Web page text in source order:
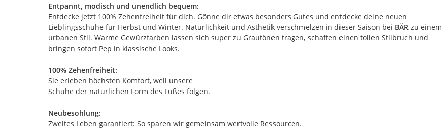
Entpannt, modisch und unendlich bequem:
Entdecke jetzt 100% Zehenfreiheit für dich. Gönne dir etwas besonders Gutes und entdecke deine neuen
Lieblingsschuhe für Herbst und Winter. Natürlichkeit und Ästhetik verschmelzen in dieser Saison bei BÄRzu einem
urbanen Stil. Warme Gewürzfarben lassen sich super zu Grautönen tragen, schaffen einen tollen Stilbruch und
bringen sofort Pep in klassische Looks.
100% Zehenfreiheit:
Sie erleben höchsten Komfort, weil unsere
Schuhe der natürlichen Form des Fußes folgen.
Neubesohlung:
Zweites Leben garantiert: So sparen wir gemeinsam wertvolle Ressourcen.